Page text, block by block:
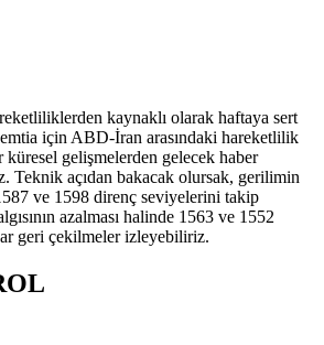
kaynaklı olarak haftaya sert
için ABD-İran arasındaki hareketlilik
küresel gelişmelerden gelecek haber
Teknik açıdan bakacak olursak, gerilimin
ve 1598 direnç seviyelerini takip
azalması halinde 1563 ve 1552
geri çekilmeler izleyebiliriz.